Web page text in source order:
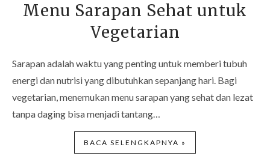
Menu Sarapan Sehat untuk
Vegetarian
Sarapan adalah waktu yang penting untuk memberi tubuh
energi dan nutrisi yang dibutuhkan sepanjang hari. Bagi
vegetarian, menemukan menu sarapan yang sehat dan lezat
tanpa daging bisa menjadi tantang…
BACA SELENGKAPNYA »